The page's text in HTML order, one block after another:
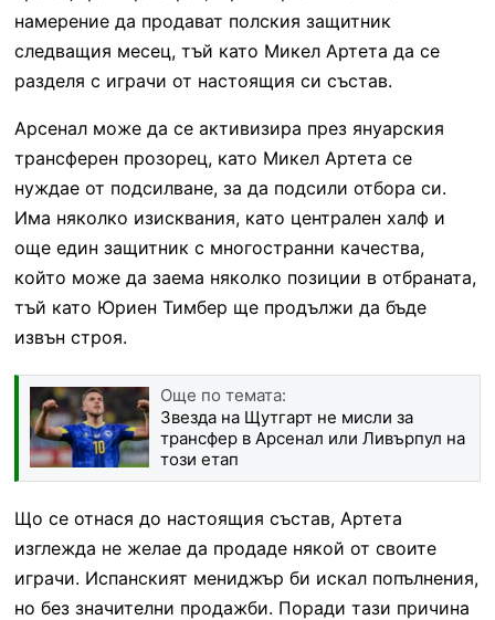
намерение да продават полския защитник
следващия месец, тъй като Микел Артета да се
разделя с играчи от настоящия си състав.
Арсенал може да се активизира през януарския
трансферен прозорец, като Микел Артета се
нуждае от подсилване, за да подсили отбора си.
Има няколко изисквания, като централен халф и
още един защитник с многостранни качества,
който може да заема няколко позиции в отбраната,
тъй като Юриен Тимбер ще продължи да бъде
извън строя.
Още по темата:
Звезда на Щутгарт не мисли за
трансфер в Арсенал или Ливърпул на
този етап
Що се отнася до настоящия състав, Артета
изглежда не желае да продаде някой от своите
играчи. Испанският мениджър би искал попълнения,
но без значителни продажби. Поради тази причина